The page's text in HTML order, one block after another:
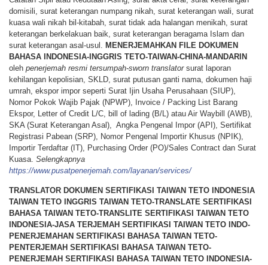
domisili, surat keterangan numpang nikah, surat keterangan wali, surat
kuasa wali nikah bil-kitabah, surat tidak ada halangan menikah, surat
keterangan berkelakuan baik, surat keterangan beragama Islam dan
surat keterangan asal-usul. MENERJEMAHKAN FILE DOKUMEN
BAHASA INDONESIA-INGGRIS TETO-TAIWAN-CHINA-MANDARIN
oleh penerjemah resmi tersumpah-sworn translatorsurat laporan
kehilangan kepolisian, SKLD, surat putusan ganti nama, dokumen haji
umrah, ekspor impor seperti Surat Ijin Usaha Perusahaan (SIUP),
Nomor Pokok Wajib Pajak (NPWP), Invoice / Packing List Barang
Ekspor, Letter of Credit L/C, bill of lading (B/L) atau Air Waybill (AWB),
SKA (Surat Keterangan Asal), Angka Pengenal Impor (API), Sertifikat
Registrasi Pabean (SRP), Nomor Pengenal Importir Khusus (NPIK),
Importir Terdaftar (IT), Purchasing Order (PO)/Sales Contract dan Surat
Kuasa. Selengkapnya
https://www.pusatpenerjemah.com/layanan/services/
TRANSLATOR DOKUMEN SERTIFIKASI TAIWAN TETO INDONESIA
TAIWAN TETO INGGRIS TAIWAN TETO-TRANSLATE SERTIFIKASI
BAHASA TAIWAN TETO-TRANSLITE SERTIFIKASI TAIWAN TETO
INDONESIA-JASA TERJEMAH SERTIFIKASI TAIWAN TETO INDO-
PENERJEMAHAN SERTIFIKASI BAHASA TAIWAN TETO-
PENTERJEMAH SERTIFIKASI BAHASA TAIWAN TETO-
PENERJEMAH SERTIFIKASI BAHASA TAIWAN TETO INDONESIA-